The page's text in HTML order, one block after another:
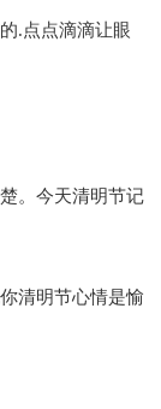
.点点滴滴让眼
。今天清明节记
清明节心情是愉